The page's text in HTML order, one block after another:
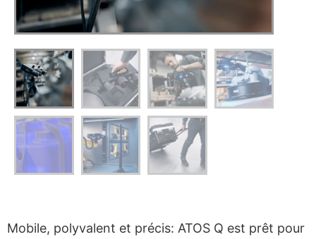
Mobile, polyvalent et précis: ATOS Q est prêt pour